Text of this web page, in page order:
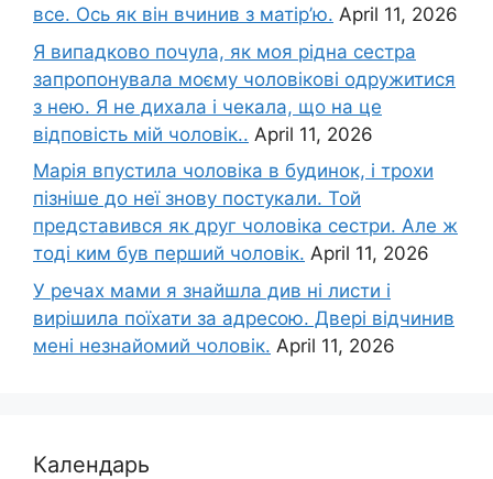
все. Ось як він вчинив з матір’ю. April 11, 2026
Я випадково почула, як моя рідна сестра
запропонувала моєму чоловікові одружитися
з нею. Я не дихала і чекала, що на це
відповість мій чоловік.. April 11, 2026
Марія впустила чоловіка в будинок, і трохи
пізніше до неї знову постукали. Той
представився як друг чоловіка сестри. Але ж
тоді ким був перший чоловік. April 11, 2026
У речах мами я знайшла див ні листи і
вирішила поїхати за адресою. Двері відчинив
мені незнайомий чоловік. April 11, 2026
Календарь